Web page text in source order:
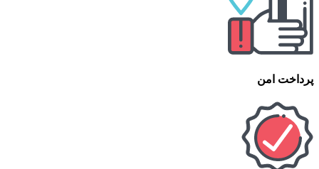
پرداخت امن